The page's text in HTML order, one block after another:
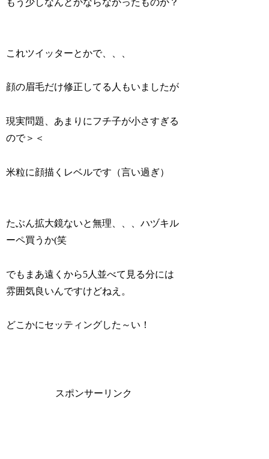
これツイッターとかで、、、
顔の眉毛だけ修正してる人もいましたが
現実問題、あまりにフチ子が小さすぎる
ので＞＜
米粒に顔描くレベルです（言い過ぎ）
たぶん拡大鏡ないと無理、、、ハヅキル
ーペ買うか(笑
でもまあ遠くから5人並べて見る分には
雰囲気良いんですけどねえ。
どこかにセッティングした～い！
スポンサーリンク